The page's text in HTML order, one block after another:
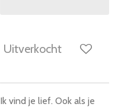
Uitverkocht
Ik vind je lief. Ook als je